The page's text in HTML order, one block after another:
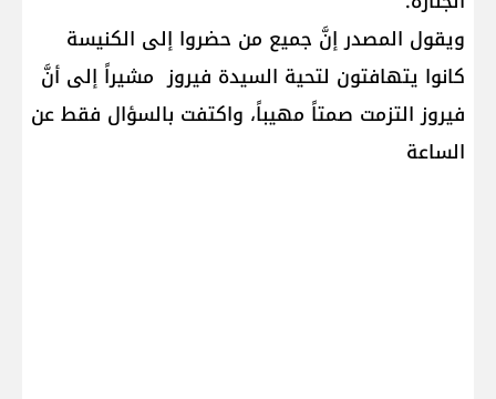
ويقول المصدر إنَّ جميع من حضروا إلى الكنيسة
كانوا يتهافتون لتحية السيدة فيروز مشيراً إلى أنَّ
فيروز التزمت صمتاً مهيباً، واكتفت بالسؤال فقط عن
الساعة